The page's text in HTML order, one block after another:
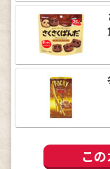
こ